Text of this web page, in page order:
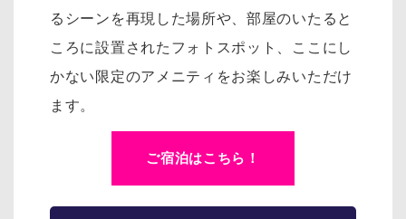
るシーンを再現した場所や、部屋のいたると
ころに設置されたフォトスポット、
ここにし
かない限定のアメニティをお楽しみいただけ
ます。
ご宿泊はこちら！